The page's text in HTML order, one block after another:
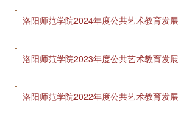
洛阳师范学院2024年度公共艺术教育发
洛阳师范学院2023年度公共艺术教育发
洛阳师范学院2022年度公共艺术教育发